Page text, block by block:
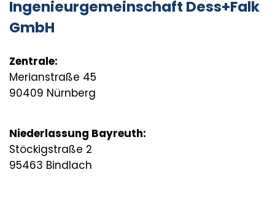
Ingenieurgemeinschaft Dess+Falk
GmbH
Zentrale:
Merianstraße 45
90409 Nürnberg
Niederlassung Bayreuth:
Stöckigstraße 2
95463 Bindlach